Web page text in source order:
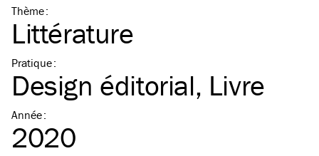
Thème:
Littérature
Pratique:
Design éditorial Livre
Année:
2020